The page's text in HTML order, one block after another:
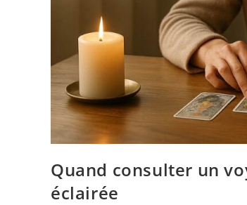
Quand consulter un
éclairée